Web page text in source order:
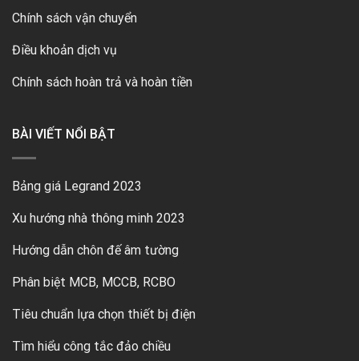
Chính sách vận chuyển
Điều khoản dịch vụ
Chính sách hoàn trả và hoàn tiền
BÀI VIẾT NỔI BẬT
Bảng giá Legrand 2023
Xu hướng nhà thông minh 2023
Hướng dẫn chôn đế âm tường
Phân biệt MCB, MCCB, RCBO
Tiêu chuẩn lựa chọn thiết bị điện
Tìm hiểu công tắc đảo chiều